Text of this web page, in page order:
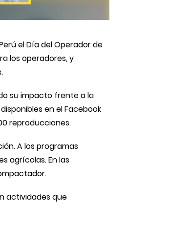
el Día del Operador de
los operadores, y
su impacto frente a la
en el Facebook
reproducciones.
A los programas
agrícolas. En las
actividades que